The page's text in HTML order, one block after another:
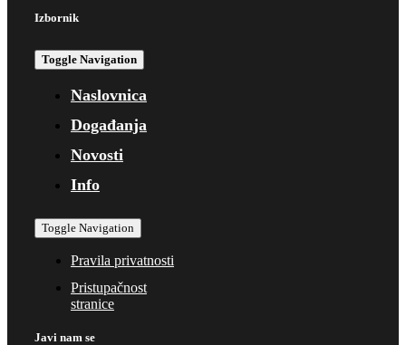
Izbornik
Toggle Navigation
Naslovnica
Događanja
Novosti
Info
Toggle Navigation
Pravila privatnosti
Pristupačnost
stranice
Javi nam se